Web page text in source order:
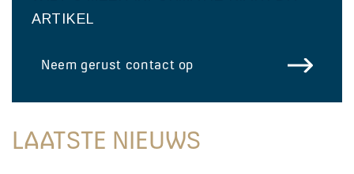
ARTIKEL
Neem gerust contact op
LAATSTE NIEUWS